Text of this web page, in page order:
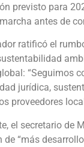
previsto para
antes de
ratificó el
“Seguimos
jurídica,
proveedores
el secretario de
de “más